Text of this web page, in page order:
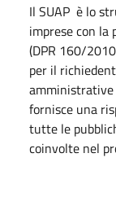
Il SUAP è lo
imprese con la
(DPR 160/
per il
fornisce una
tutte le
coinvolte nel